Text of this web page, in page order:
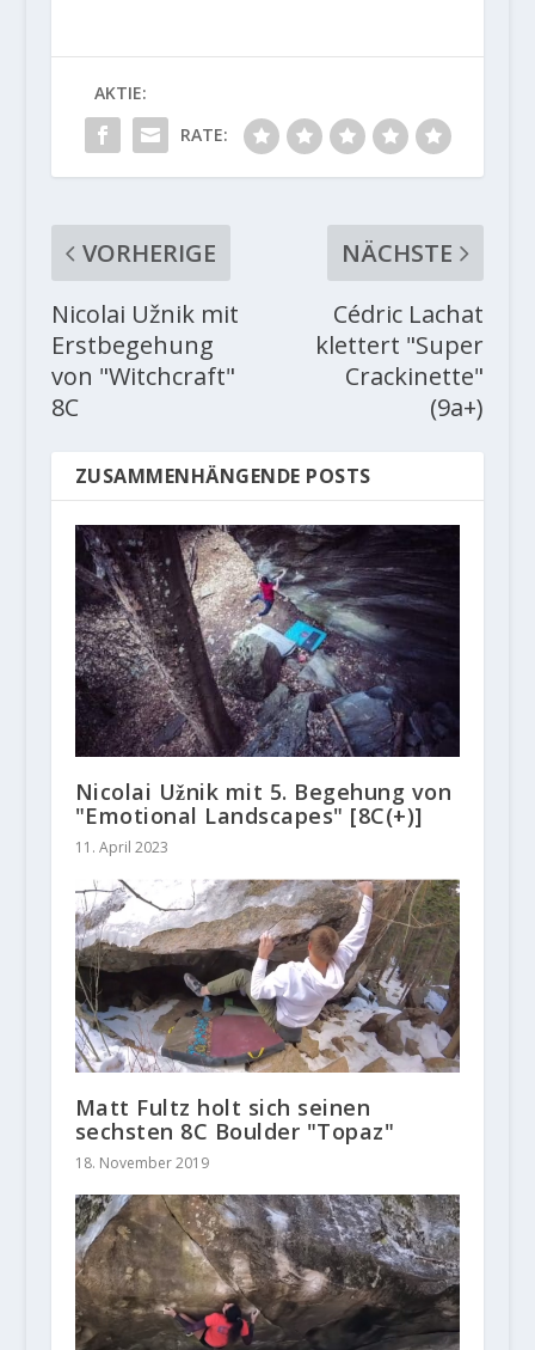
AKTIE:
RATE:
VORHERIGE
Nicolai Užnik mit
Erstbegehung
von "Witchcraft"
8C
NÄCHSTE
Cédric Lachat
klettert "Super
Crackinette"
(9a+)
ZUSAMMENHÄNGENDE POSTS
Nicolai Užnik mit 5. Begehung von
"Emotional Landscapes" [8C(+)]
11. April 2023
Matt Fultz holt sich seinen
sechsten 8C Boulder "Topaz"
18. November 2019